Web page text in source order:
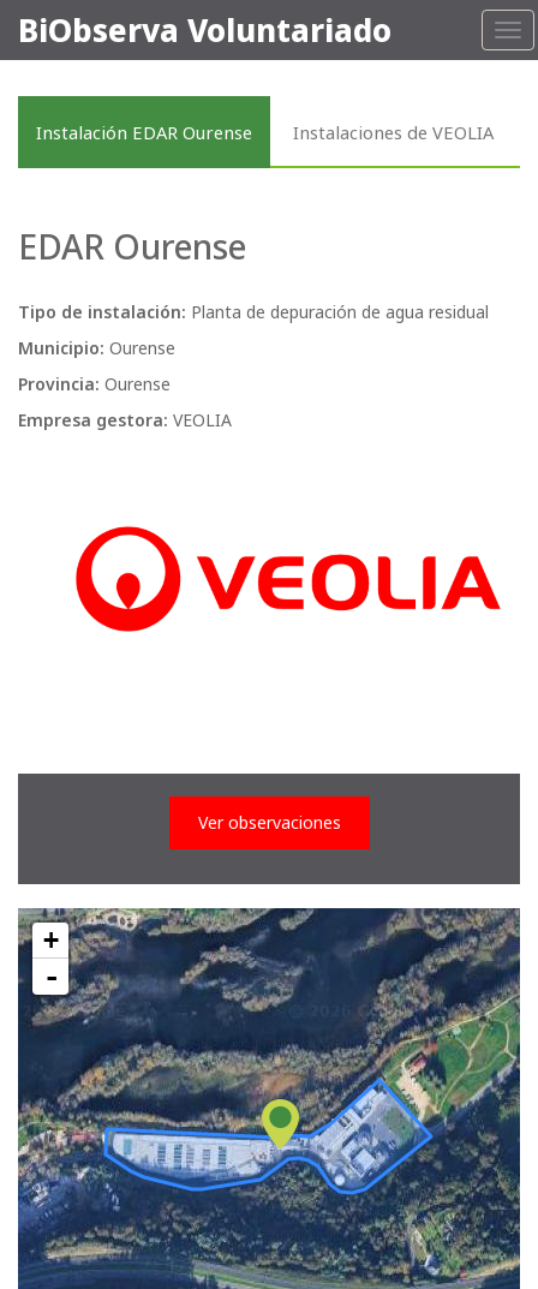
BiObserva Voluntariado
Instalación EDAR Ourense Instalaciones de VEOLIA
EDAR Ourense
Tipo de instalación: Planta de depuración de agua residual
Municipio: Ourense
Provincia: Ourense
Empresa gestora: VEOLIA
Ver observaciones
+
-